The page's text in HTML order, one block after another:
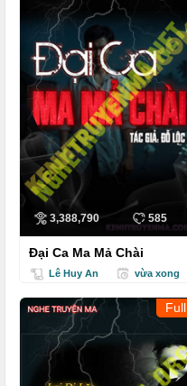
3,388,790 585
Đại Ca Ma Mả Chài
Lê Huy An vừa xong
Full